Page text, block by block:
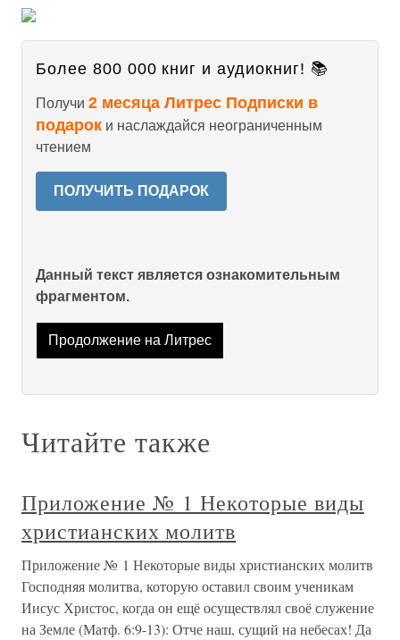
Более 800 000 книг и аудиокниг! 📚
Получи 2 месяца Литрес Подписки в
подарок и наслаждайся неограниченным
чтением
ПОЛУЧИТЬ ПОДАРОК
Данный текст является ознакомительным
фрагментом.
Продолжение на Литрес
Читайте также
Приложение № 1 Некоторые виды
христианских молитв
Приложение № 1 Некоторые виды христианских молитв
Господняя молитва, которую оставил своим ученикам
Иисус Христос, когда он ещё осуществлял своё служение
на Земле (Матф. 6:9-13): Отче наш, сущий на небесах! Да